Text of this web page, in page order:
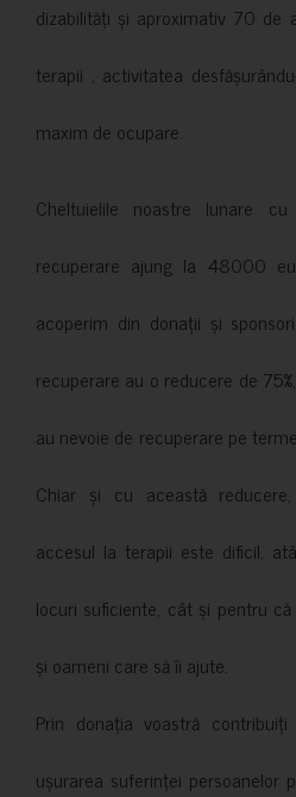
dizabilități și aproximativ 70 de
terapii , activitatea
maxim de ocupare.
Cheltuielile noastre lunare
recuperare ajung la 48000
acoperim din donații și
recuperare au o reducere de
au nevoie de recuperare pe
Chiar și cu această
accesul la terapii este dificil,
locuri suficiente, cât și pentru
și oameni care să îi ajute.
Prin donația voastră
ușurarea suferinței persoanelor